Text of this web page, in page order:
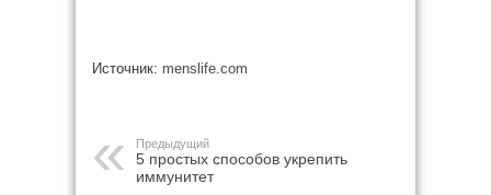
Источник: menslife.com
Предыдущий
5 простых способов укрепить
иммунитет